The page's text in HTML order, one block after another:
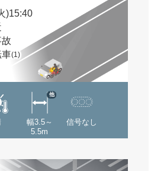
)15:40
車(1)
幅3.5～
5.5m
他
信号なし